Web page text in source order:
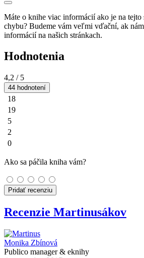
Máte o knihe viac informácií ako je na tejto
chybu? Budeme vám veľmi vďační, ak
informácií na našich stránkach.
Hodnotenia
4,2 / 5
44 hodnotení
18
19
5
2
0
Ako sa páčila kniha vám?
Pridať recenziu
Recenzie Martinusákov
Monika Zbínová
Publico manager & eknihy